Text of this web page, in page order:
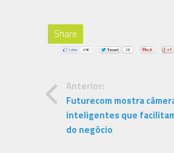
Share
Anterior:
Futurecom mostra
inteligentes que
do negócio